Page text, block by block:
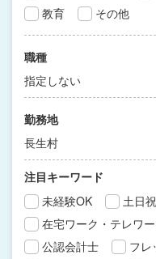
教育
その他
職種
指定しない
勤務地
長生村
注目キーワード
未経験OK
土日
在宅ワーク・テレワ
公認会計士
フレ